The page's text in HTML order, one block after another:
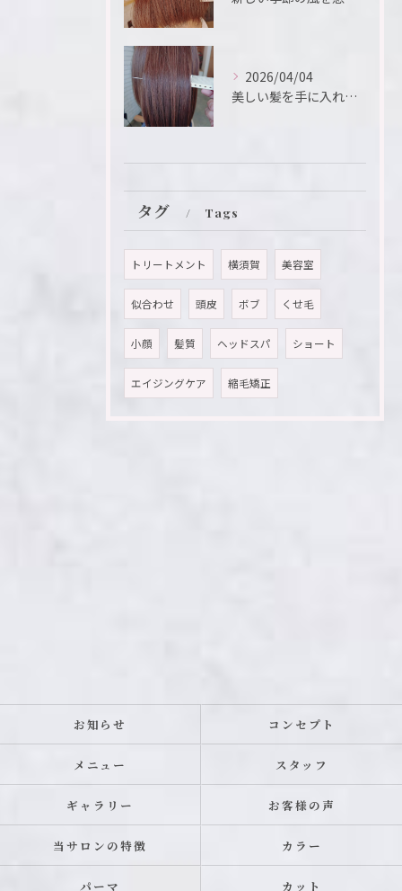
2026/04/04
美しい髪を手に入れたいと願う方におすすめのメニューが「髪質改...
タグ Tags
トリートメント 横須賀 美容室
似合わせ 頭皮 ボブ くせ毛
小顔 髪質 ヘッドスパ ショート
エイジングケア 縮毛矯正
お知らせ コンセプト
メニュー スタッフ
ギャラリー お客様の声
当サロンの特徴 カラー
パーマ カット